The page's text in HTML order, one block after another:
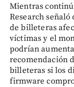
Mientras
Research
de billeteras
víctimas y el
podrían
recomendación
billeteras si los
firmware